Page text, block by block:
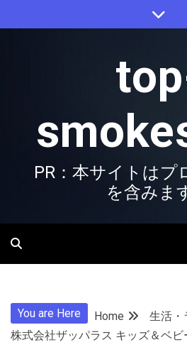
to
PR：本サイトはプ
を含みま
You are Here Home
生活・
株式会社ザッパラス キッズ＆ベ